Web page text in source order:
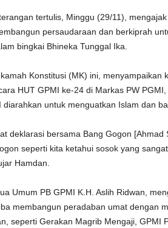
tertulis, Minggu (29/11),
persaudaraan dan berkiprah
bingkai Bhineka Tunggal Ika.
Konstitusi (MK) ini, menyampaikan
HUT GPMI ke-24 di Markas PW
diarahkan untuk menguatkan Islam dan
deklarasi bersama Bang Gogon
seperti kita ketahui sosok yang
Hamdan.
Umum PB GPMI K.H. Aslih Ridwan,
membangun peradaban umat dengan
seperti Gerakan Magrib Mengaji, GPMI